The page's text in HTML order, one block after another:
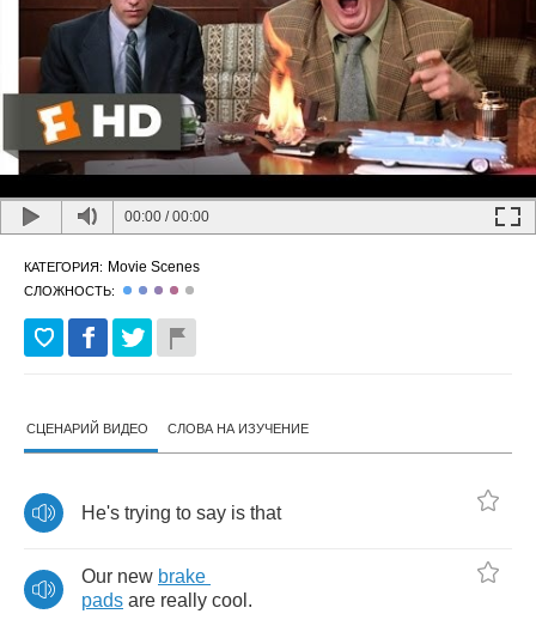
00:00 /00:00
КАТЕГОРИЯ: Movie Scenes
СЛОЖНОСТЬ:
СЦЕНАРИЙ ВИДЕО СЛОВА НА ИЗУЧЕНИЕ
He's trying to say is that
Our new brake
pads are really cool .